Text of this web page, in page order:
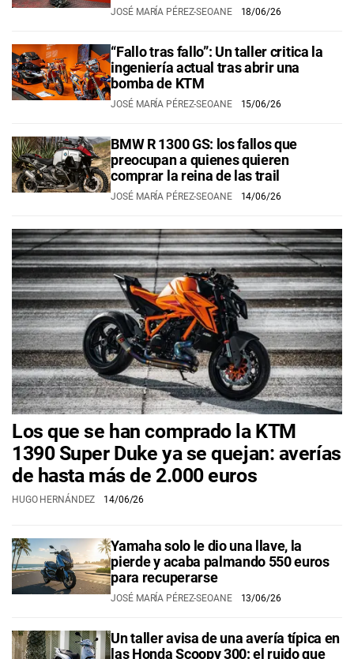
JOSÉ MARÍA PÉREZ-SEOANE 18/06/26
“Fallo tras fallo”: Un taller critica la
ingeniería actual tras abrir una
bomba de KTM
JOSÉ MARÍA PÉREZ-SEOANE 15/06/26
BMW R 1300 GS: los fallos que
preocupan a quienes quieren
comprar la reina de las trail
JOSÉ MARÍA PÉREZ-SEOANE 14/06/26
Los que se han comprado la KTM
1390 Super Duke ya se quejan: averías
de hasta más de 2.000 euros
HUGO HERNÁNDEZ 14/06/26
Yamaha solo le dio una llave, la
pierde y acaba palmando 550 euros
para recuperarse
JOSÉ MARÍA PÉREZ-SEOANE 13/06/26
Un taller avisa de una avería típica en
las Honda Scoopy 300: el ruido que